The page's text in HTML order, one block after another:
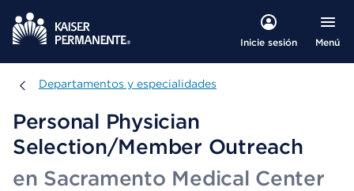
Inicie sesión Menú
Departamentos y especialidades
Departamentos y especialidades
Personal Physician
Selection/Member Outreach
en Sacramento Medical Center